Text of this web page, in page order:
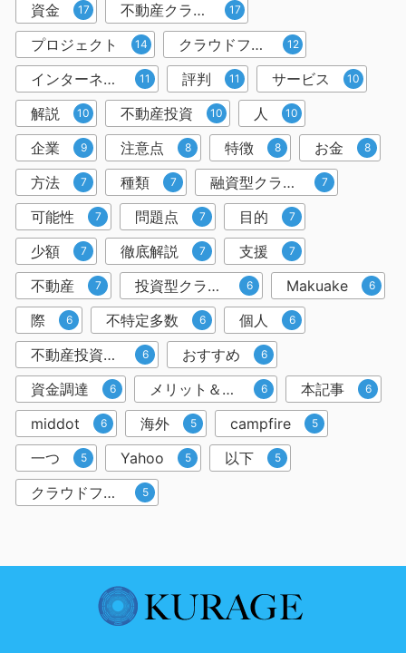
資金 17 不動産クラウドファンディング 17
プロジェクト 14 クラウドファンディング投資 12
インターネット 11 評判 11 サービス 10
解説 10 不動産投資 10 人 10
企業 9 注意点 8 特徴 8 お金 8
方法 7 種類 7 融資型クラウドファンディング 7
可能性 7 問題点 7 目的 7
少額 7 徹底解説 7 支援 7
不動産 7 投資型クラウドファンディング 6 Makuake 6
際 6 不特定多数 6 個人 6
不動産投資クラウドファンディング 6 おすすめ 6
資金調達 6 メリット＆デメリット 6 本記事 6
middot 6 海外 5 campfire 5
一つ 5 Yahoo 5 以下 5
クラウドファンディングサービス 5